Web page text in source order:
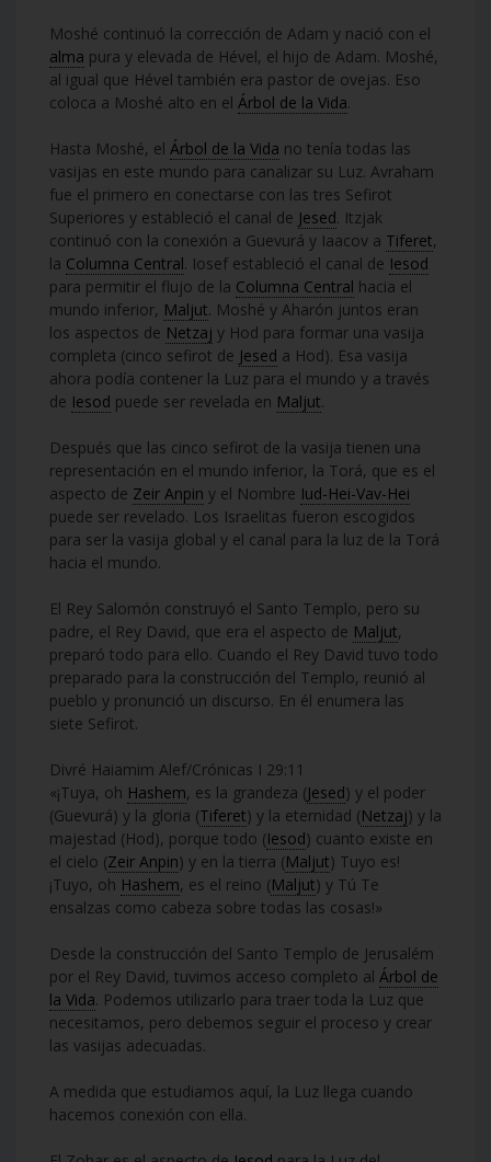
Moshé continuó la corrección de Adam y nació con el
alma pura y elevada de Hével, el hijo de Adam. Moshé,
al igual que Hével también era pastor de ovejas. Eso
coloca a Moshé alto en el Árbol de la Vida.
Hasta Moshé, el Árbol de la Vida no tenía todas las
vasijas en este mundo para canalizar su Luz. Avraham
fue el primero en conectarse con las tres Sefirot
Superiores y estableció el canal de Jesed. Itzjak
continuó con la conexión a Guevurá y Iaacov a Tiferet,
la Columna Central. Iosef estableció el canal de Iesod
para permitir el flujo de la Columna Central hacia el
mundo inferior, Maljut. Moshé y Aharón juntos eran
los aspectos de Netzaj y Hod para formar una vasija
completa (cinco sefirot de Jesed a Hod). Esa vasija
ahora podía contener la Luz para el mundo y a través
de Iesod puede ser revelada en Maljut.
Después que las cinco sefirot de la vasija tienen una
representación en el mundo inferior, la Torá, que es el
aspecto de Zeir Anpin y el Nombre Iud-Hei-Vav-Hei
puede ser revelado. Los Israelitas fueron escogidos
para ser la vasija global y el canal para la luz de la Torá
hacia el mundo.
El Rey Salomón construyó el Santo Templo, pero su
padre, el Rey David, que era el aspecto de Maljut,
preparó todo para ello. Cuando el Rey David tuvo todo
preparado para la construcción del Templo, reunió al
pueblo y pronunció un discurso. En él enumera las
siete Sefirot.
Divré Haiamim Alef/Crónicas I 29:11
«¡Tuya, oh Hashem, es la grandeza (Jesed) y el poder
(Guevurá) y la gloria (Tiferet) y la eternidad (Netzaj) y la
majestad (Hod), porque todo (Iesod) cuanto existe en
el cielo (Zeir Anpin) y en la tierra (Maljut) Tuyo es!
¡Tuyo, oh Hashem, es el reino (Maljut) y Tú Te
ensalzas como cabeza sobre todas las cosas!»
Desde la construcción del Santo Templo de Jerusalém
por el Rey David, tuvimos acceso completo al Árbol de
la Vida. Podemos utilizarlo para traer toda la Luz que
necesitamos, pero debemos seguir el proceso y crear
las vasijas adecuadas.
A medida que estudiamos aquí, la Luz llega cuando
hacemos conexión con ella.